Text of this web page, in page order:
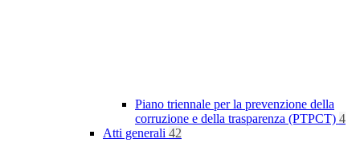
Piano triennale per la prevenzione della
corruzione e della trasparenza (PTPCT) 4
Atti generali 42